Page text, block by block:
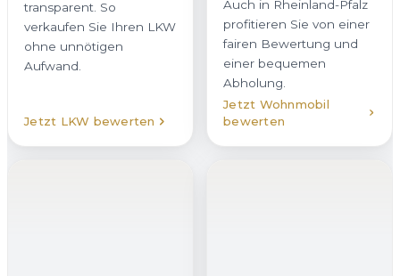
verkaufen Sie Ihren LKW
ohne unnötigen
Aufwand.
Jetzt LKW bewerten
Jetzt Wohnmobil
bewerten